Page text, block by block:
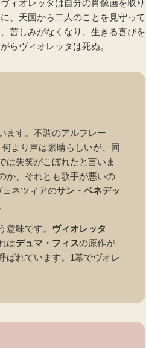
ィオレッタは自分の肖像画を取り
、天国から二人のことを見守って
苦しみがなくなり、生きる喜びを
らヴィオレッタは死ぬ。
ます。不調のアルフレー
より声は素晴らしいが、同
は失笑がこぼれたと言いま
か、それとも歌手が悪いの
ネツィアのサン・ベネデッ
意味です。 ヴィオレッタ
はデュマ・フィスの原作が
ばれています。1幕でヴオレ